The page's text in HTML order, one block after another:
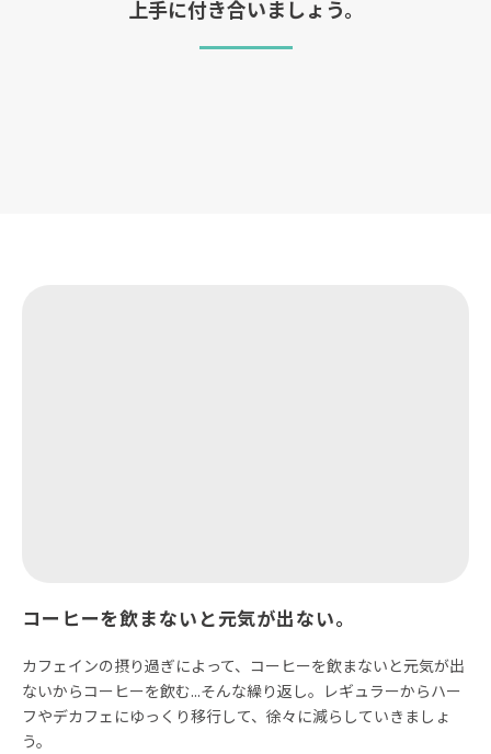
上手に付き合いましょう。
コーヒーを飲まないと元気が出ない。
カフェインの摂り過ぎによって、コーヒーを飲まないと元気が出
ないからコーヒーを飲む...そんな繰り返し。レギュラーからハー
フやデカフェにゆっくり移行して、徐々に減らしていきましょ
う。